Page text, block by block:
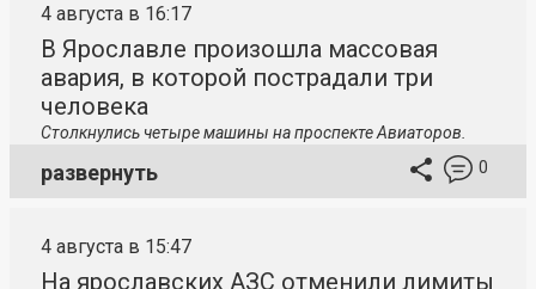
4 августа в 16:17
В Ярославле произошла массовая
авария, в которой пострадали три
человека
Столкнулись четыре машины на проспекте Авиаторов.
развернуть 0
4 августа в 15:47
На ярославских АЗС отменили лимиты